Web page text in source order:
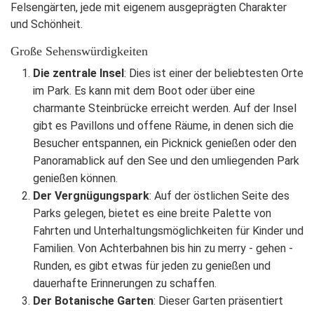
Felsengärten, jede mit eigenem ausgeprägten Charakter
und Schönheit.
Große Sehenswürdigkeiten
Die zentrale Insel: Dies ist einer der beliebtesten Orte
im Park. Es kann mit dem Boot oder über eine
charmante Steinbrücke erreicht werden. Auf der Insel
gibt es Pavillons und offene Räume, in denen sich die
Besucher entspannen, ein Picknick genießen oder den
Panoramablick auf den See und den umliegenden Park
genießen können.
Der Vergnügungspark: Auf der östlichen Seite des
Parks gelegen, bietet es eine breite Palette von
Fahrten und Unterhaltungsmöglichkeiten für Kinder und
Familien. Von Achterbahnen bis hin zu merry - gehen -
Runden, es gibt etwas für jeden zu genießen und
dauerhafte Erinnerungen zu schaffen.
Der Botanische Garten: Dieser Garten präsentiert